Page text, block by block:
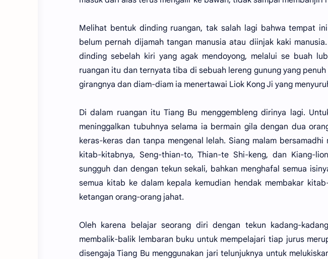
Melihat bentuk dinding ruangan, tak salah lagi bahwa tempat
belum pernah dijamah tangan manusia atau diinjak kaki
dinding sebelah kiri yang agak mendoyong, melalui se buah
ruangan itu dan ternyata tiba di sebuah lereng gunung yang
girangnya dan diam-diam ia menertawai Liok Kong Ji yang
Di dalam ruangan itu Tiang Bu menggembleng dirinya lagi.
meninggalkan tubuhnya selama ia bermain gila dengan dua
keras-keras dan tanpa mengenal lelah. Siang malam
kitab-kitabnya, Seng-thian-to, Thian-te Shi-keng, dan Kiang-
sungguh dan dengan tekun sekali, bahkan menghafal semua
semua kitab ke dalam kepala kemudian hendak membakar
ketangan orang-orang jahat.
Oleh karena belajar seorang diri dengan tekun kadang-
membalik-balik lembaran buku untuk mempelajari tiap jurus
disengaja Tiang Bu menggunakan jari telunjuknya untuk